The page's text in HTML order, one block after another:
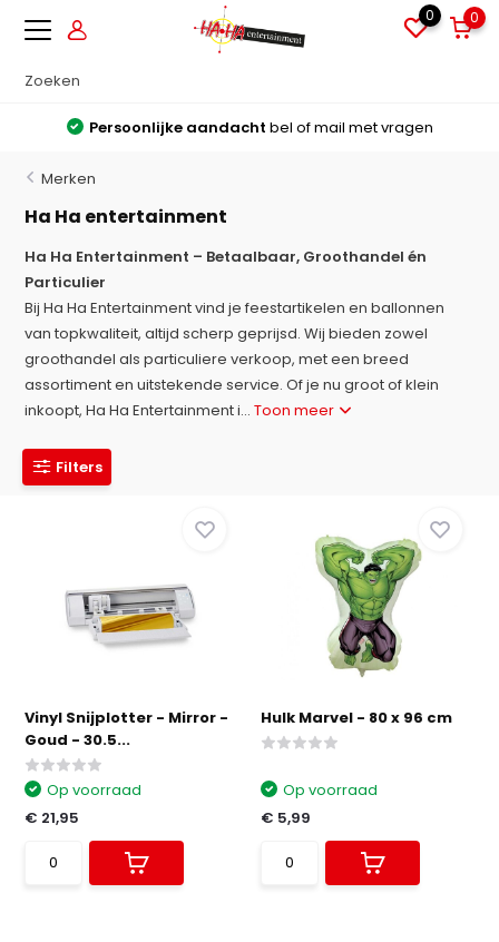
0 0
Grote voorradenAlles direct leverbaar uit voorraad
Merken
Ha Ha entertainment
Ha Ha Entertainment – Betaalbaar, Groothandel én
Particulier
Bij Ha Ha Entertainment vind je feestartikelen en ballonnen
van topkwaliteit, altijd scherp geprijsd. Wij bieden zowel
groothandel als particuliere verkoop, met een breed
assortiment en uitstekende service. Of je nu groot of klein
inkoopt, Ha Ha Entertainment i...Toon meer
Filters
Vinyl Snijplotter - Mirror -
Goud - 30.5...
Op voorraad
€ 21,95
Hulk Marvel - 80 x 96 cm
Op voorraad
€ 5,99